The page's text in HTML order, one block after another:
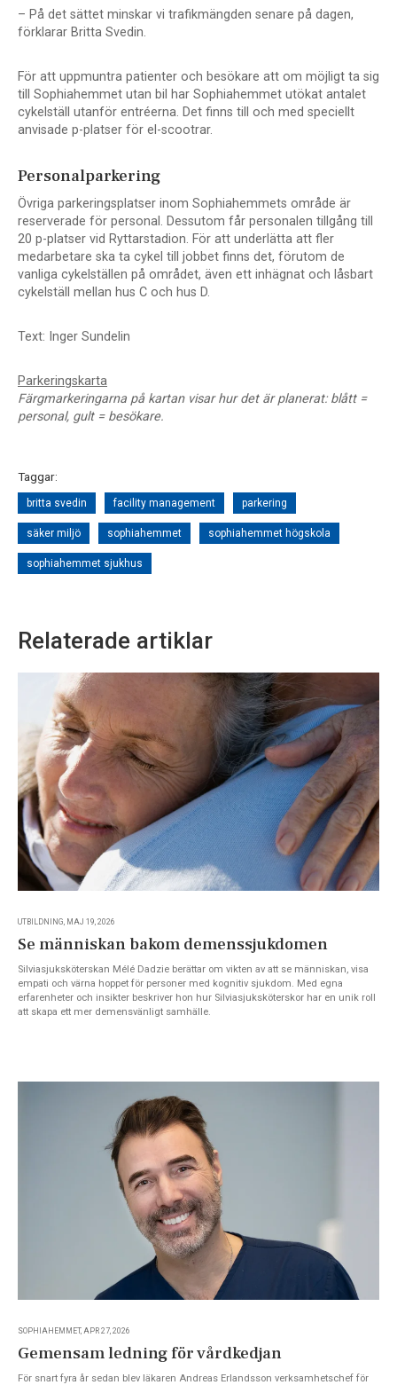
– På det sättet minskar vi trafikmängden senare på dagen,
förklarar Britta Svedin.
För att uppmuntra patienter och besökare att om möjligt ta sig
till Sophiahemmet utan bil har Sophiahemmet utökat antalet
cykelställ utanför entréerna. Det finns till och med speciellt
anvisade p-platser för el-scootrar.
Personalparkering
Övriga parkeringsplatser inom Sophiahemmets område är
reserverade för personal. Dessutom får personalen tillgång till
20 p-platser vid Ryttarstadion. För att underlätta att fler
medarbetare ska ta cykel till jobbet finns det, förutom de
vanliga cykelställen på området, även ett inhägnat och låsbart
cykelställ mellan hus C och hus D.
Text: Inger Sundelin
Parkeringskarta
Färgmarkeringarna på kartan visar hur det är planerat: blått =
personal, gult = besökare.
Taggar:
britta svedin facility management parkering
säker miljö sophiahemmet sophiahemmet högskola
sophiahemmet sjukhus
Relaterade artiklar
UTBILDNING, MAJ 19, 2026
Se människan bakom demenssjukdomen
Silviasjuksköterskan Mélé Dadzie berättar om vikten av att se människan, visa
empati och värna hoppet för personer med kognitiv sjukdom. Med egna
erfarenheter och insikter beskriver hon hur Silviasjuksköterskor har en unik roll
att skapa ett mer demensvänligt samhälle.
SOPHIAHEMMET, APR 27, 2026
Gemensam ledning för vårdkedjan
För snart fyra år sedan blev läkaren Andreas Erlandsson verksamhetschef för